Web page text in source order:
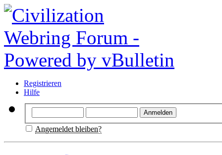
Registrieren
Hilfe
Angemeldet bleiben?